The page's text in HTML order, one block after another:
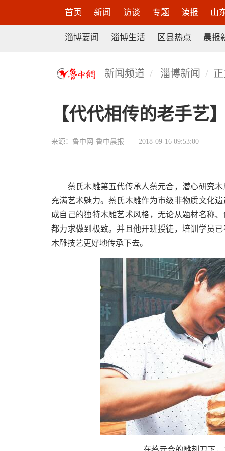
首页 新闻 访谈 专题 读报 山
淄博要闻 淄博生活 区县热点 晨报
新闻频道 淄博新闻
【代代相传的老手艺
来源： 鲁中网-鲁中晨报 2018-09-16 09:53:00
蔡氏木雕第五代传承人蔡元合，潜心研究木
充满艺术魅力。蔡氏木雕作为市级非物质文化
成自己的独特木雕艺术风格，无论从题材名称
都力求做到极致。并且他开班授徒，培训学员
木雕技艺更好地传承下去。